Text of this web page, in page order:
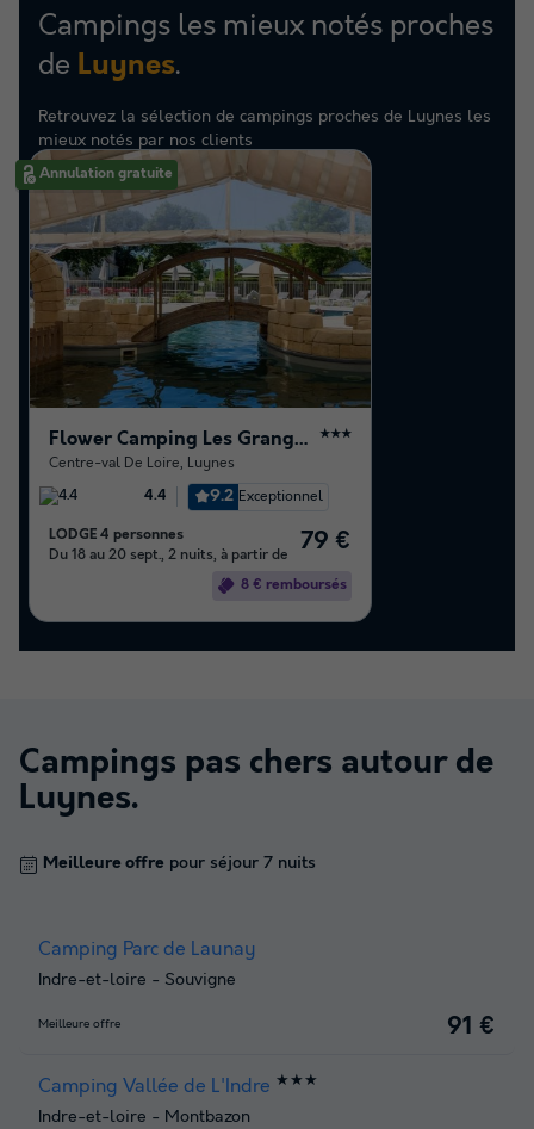
Campings les mieux notés proches
de Luynes.
Retrouvez la sélection de campings proches de Luynes les
mieux notés par nos clients
Annulation gratuite
Flower Camping Les Granges ★★★
Centre-val De Loire, Luynes
4.4 9.2 Exceptionnel
LODGE 4 personnes
Du 18 au 20 sept., 2 nuits, à partir de
79 €
8 € remboursés
Campings pas chers autour de
Luynes.
Meilleure offre pour séjour 7 nuits
Camping Parc de Launay
Indre-et-loire - Souvigne
Meilleure offre 91 €
Camping Vallée de L'Indre ★★★
Indre-et-loire - Montbazon